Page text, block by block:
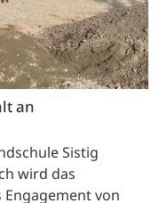
an
Sistig
wird das
von